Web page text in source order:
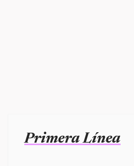
Primera Línea